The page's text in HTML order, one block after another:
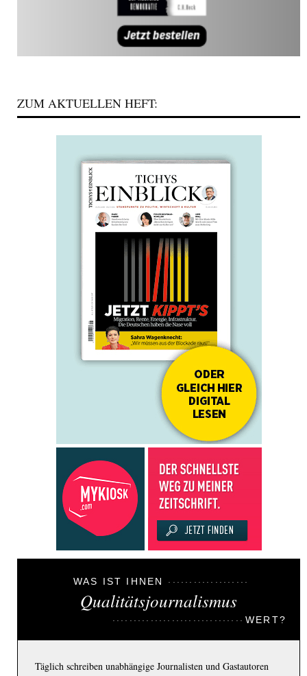
ZUM AKTUELLEN HEFT:
WAS IST IHNEN
Qualitätsjournalismus
WERT?
Täglich schreiben unabhängige Journalisten und Gastautoren